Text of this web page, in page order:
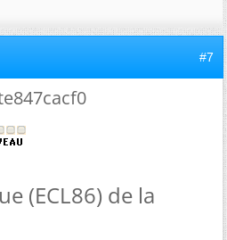
#7
(ECL86) de la